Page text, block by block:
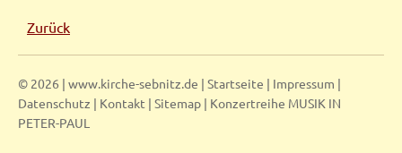
Zurück
© 2026 | www.kirche-sebnitz.de | Startseite | Impressum |
Datenschutz | Kontakt | Sitemap | Konzertreihe MUSIK IN
PETER-PAUL